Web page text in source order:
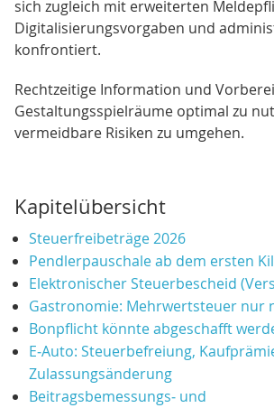
sich zugleich mit erweiterten
Digitalisierungsvorgaben und
konfrontiert.
Rechtzeitige Information und
Gestaltungsspielräume optimal zu
vermeidbare Risiken zu umgehen.
Kapitelübersicht
Steuerfreibeträge 2026
Pendlerpauschale ab dem ersten
Elektronischer Steuerbescheid
Gastronomie: Mehrwertsteuer nur
Bonpflicht könnte abgeschafft
E‑Auto: Steuerbefreiung,
Zulassungsänderung
Beitragsbemessungs‑ und